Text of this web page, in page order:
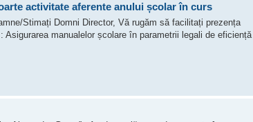
activitate aferente anului școlar în curs
Stimați Domni Director, Vă rugăm să facilitați prezența
manualelor școlare în parametrii legali de eficiență